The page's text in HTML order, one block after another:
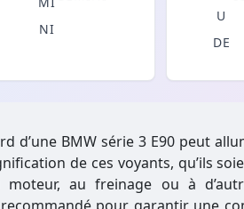
d’une BMW série 3 E90 peut
de ces voyants, qu’ils
au freinage ou à